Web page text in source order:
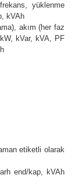
yüklenme
kVAh
akım (her faz
kVar, kVA, PF
etiketli olarak
end/kap, kVAh